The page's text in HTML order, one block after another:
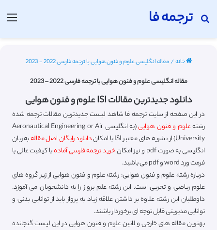
ترجمه فا
جستجو برای
خانه/مقاله انگلیسی علوم و فنون هوایی با ترجمه فارسی 2022 - 2023
مقاله انگلیسی علوم و فنون هوایی با ترجمه فارسی 2022 – 2023
دانلود جدیدترین مقالات ISI علوم و فنون هوایی
در این صفحه از سایت ترجمه فا شاهد لیست جدیدترین مقالات ترجمه شده
رشتهعلوم و فنون هوایی
(به انگلیسی Aeronautical Engineering or Air
University) از نشریه های معتبر ISI با امکان
دانلود رایگان اصل مقالهبه زبان
انگلیسی به صورت pdf و نیز امکان
خرید ترجمه فارسی آمادهبا کیفیت عالی با
فرمت ورد word و pdf می باشید.
درباره رشته علوم و فنون هوایی: رشته علوم و فنون هوایی از زیر گروه های
علوم ریاضی و تجربی است. این رشته علم پرواز را به دانشجویان می آموزد.
داوطلبان این رشته علاوه بر داشتن علاقه زیاد به پرواز باید از توانایی بدنی و
توانایی مدیریتی قابل توجه ای برخوردار باشند.
بهترین مقاله های خارجی و لاتین علوم و فنون هوایی در این لیست گنجانده